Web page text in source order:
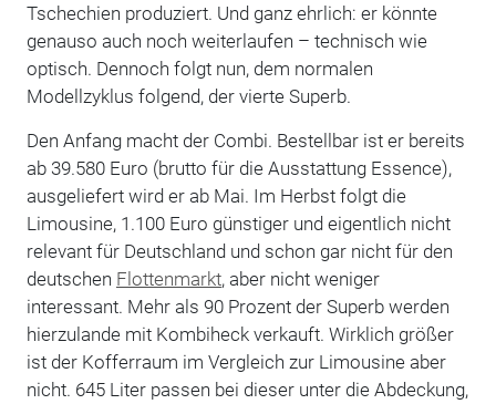
Tschechien produziert. Und ganz ehrlich: er könnte
genauso auch noch weiterlaufen – technisch wie
optisch. Dennoch folgt nun, dem normalen
Modellzyklus folgend, der vierte Superb.
Den Anfang macht der Combi. Bestellbar ist er bereits
ab 39.580 Euro (brutto für die Ausstattung Essence),
ausgeliefert wird er ab Mai. Im Herbst folgt die
Limousine, 1.100 Euro günstiger und eigentlich nicht
relevant für Deutschland und schon gar nicht für den
deutschen Flottenmarkt, aber nicht weniger
interessant. Mehr als 90 Prozent der Superb werden
hierzulande mit Kombiheck verkauft. Wirklich größer
ist der Kofferraum im Vergleich zur Limousine aber
nicht. 645 Liter passen bei dieser unter die Abdeckung,